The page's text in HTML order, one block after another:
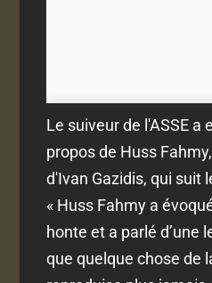
Le suiveur de l'ASSE a
propos de Huss
d'Ivan Gazidis, qui suit
« Huss Fahmy a
honte et a parlé d’une
que quelque chose de